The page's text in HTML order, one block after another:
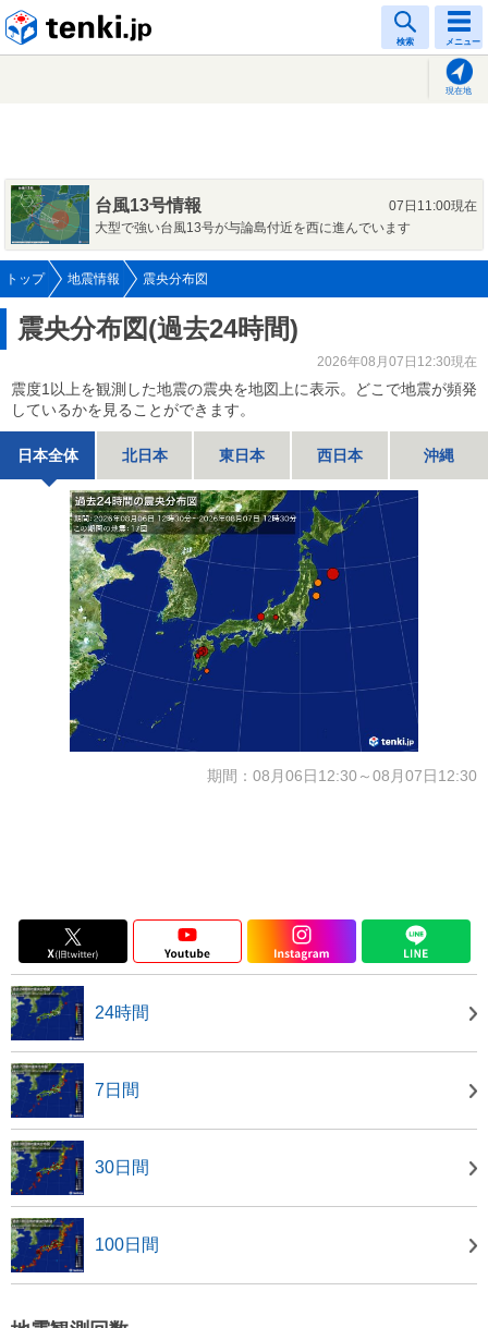
検索 メニュー
現在地
台風13号情報
07日11:00現在
大型で強い台風13号が与論島付近を西に進んでいます
トップ 地震情報 震央分布図
震央分布図(過去24時間)
2026年08月07日12:30現在
震度1以上を観測した地震の震央を地図上に表示。どこで地震が頻発
しているかを見ることができます。
日本全体 北日本 東日本 西日本 沖縄
期間：08月06日12:30～08月07日12:30
24時間
7日間
30日間
100日間